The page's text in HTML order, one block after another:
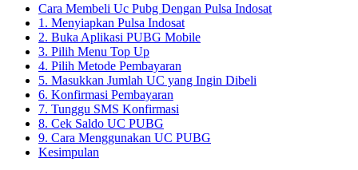
Cara Membeli Uc Pubg Dengan Pulsa Indosat
1. Menyiapkan Pulsa Indosat
2. Buka Aplikasi PUBG Mobile
3. Pilih Menu Top Up
4. Pilih Metode Pembayaran
5. Masukkan Jumlah UC yang Ingin Dibeli
6. Konfirmasi Pembayaran
7. Tunggu SMS Konfirmasi
8. Cek Saldo UC PUBG
9. Cara Menggunakan UC PUBG
Kesimpulan